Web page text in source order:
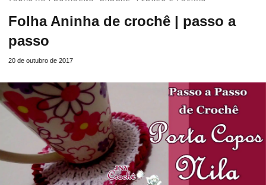
Folha Aninha de crochê | passo a
passo
20 de outubro de 2017